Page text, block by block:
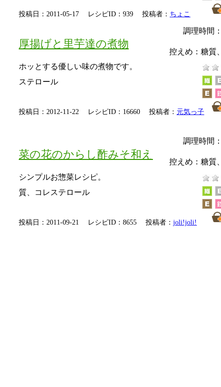
投稿日：2011-05-17 レシピID：939 投稿者： ちょこ
厚揚げと里芋達の煮物
調理時間
ホッとする優しい味の煮物です。
控えめ： 糖質
ステロール
投稿日：2012-11-22 レシピID：16660 投稿者： 元気っ子
菜の花のからし酢みそ和え
調理時間
シンプルお惣菜レシピ。
控えめ： 糖質
質、コレステロール
投稿日：2011-09-21 レシピID：8655 投稿者： joli!joli!